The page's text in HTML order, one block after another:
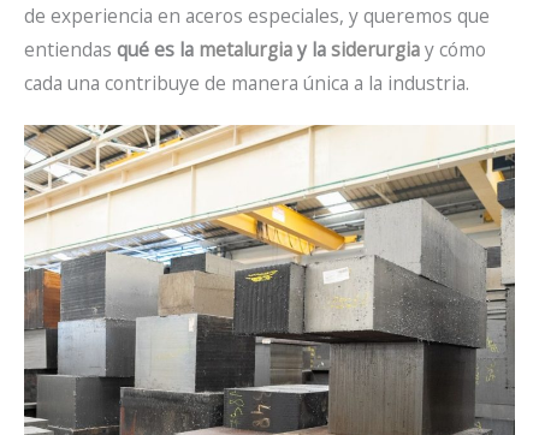
de experiencia en aceros especiales, y queremos que
entiendas qué es la metalurgiay lasiderurgiay cómo
cada una contribuye de manera única a la industria.